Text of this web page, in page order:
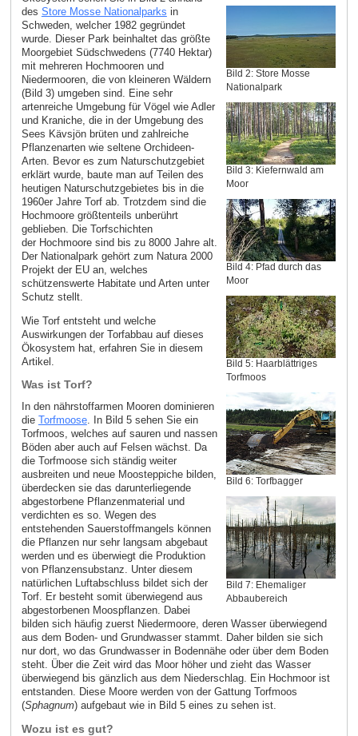
Bild 2: Store Mosse
Nationalpark
Bild 3: Kiefernwald am
Moor
Bild 4: Pfad durch das
Moor
Bild 5: Haarblättriges
Torfmoos
Bild 6: Torfbagger
Bild 7: Ehemaliger
Abbaubereich
des Store Mosse Nationalparks in
Schweden, welcher 1982 gegründet
wurde. Dieser Park beinhaltet das größte
Moorgebiet Südschwedens (7740 Hektar)
mit mehreren Hochmooren und
Niedermooren, die von kleineren Wäldern
(Bild 3) umgeben sind. Eine sehr
artenreiche Umgebung für Vögel wie Adler
und Kraniche, die in der Umgebung des
Sees Kävsjön brüten und zahlreiche
Pflanzenarten wie seltene Orchideen-
Arten. Bevor es zum Naturschutzgebiet
erklärt wurde, baute man auf Teilen des
heutigen Naturschutzgebietes bis in die
1960er Jahre Torf ab. Trotzdem sind die
Hochmoore größtenteils unberührt
geblieben. Die Torfschichten
der Hochmoore sind bis zu 8000 Jahre alt.
Der Nationalpark gehört zum Natura 2000
Projekt der EU an, welches
schützenswerte Habitate und Arten unter
Schutz stellt.
Wie Torf entsteht und welche
Auswirkungen der Torfabbau auf dieses
Ökosystem hat, erfahren Sie in diesem
Artikel.
Was ist Torf?
In den nährstoffarmen Mooren dominieren
die Torfmoose. In Bild 5 sehen Sie ein
Torfmoos, welches auf sauren und nassen
Böden aber auch auf Felsen wächst. Da
die Torfmoose sich ständig weiter
ausbreiten und neue Moosteppiche bilden,
überdecken sie das darunterliegende
abgestorbene Pflanzenmaterial und
verdichten es so. Wegen des
entstehenden Sauerstoffmangels können
die Pflanzen nur sehr langsam abgebaut
werden und es überwiegt die Produktion
von Pflanzensubstanz. Unter diesem
natürlichen Luftabschluss bildet sich der
Torf. Er besteht somit überwiegend aus
abgestorbenen Moospflanzen. Dabei
bilden sich häufig zuerst Niedermoore, deren Wasser überwiegend
aus dem Boden- und Grundwasser stammt. Daher bilden sie sich
nur dort, wo das Grundwasser in Bodennähe oder über dem Boden
steht. Über die Zeit wird das Moor höher und zieht das Wasser
überwiegend bis gänzlich aus dem Niederschlag. Ein Hochmoor ist
entstanden. Diese Moore werden von der Gattung Torfmoos
(Sphagnum) aufgebaut wie in Bild 5 eines zu sehen ist.
Wozu ist es gut?